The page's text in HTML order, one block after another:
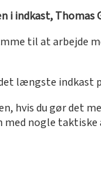
i indkast,
til at arbejde
længste indkast
hvis du gør det
nogle taktiske